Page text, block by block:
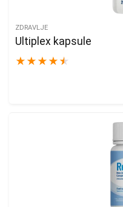
ZDRAVLJE
Ultiplex kapsule
★ ★ ★ ★ ★